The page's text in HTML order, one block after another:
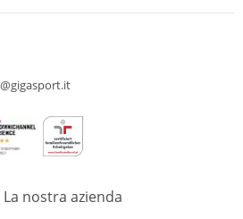
La nostra azienda